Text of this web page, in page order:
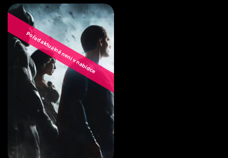
Pořad aktuálně není v nabídce